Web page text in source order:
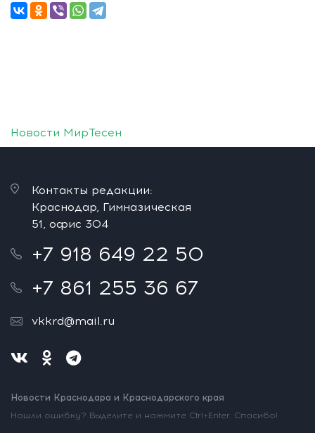
Новости МирТесен
Контакты редакции:
Краснодар, Гимназическая
51, офис 304
+7 918 649 22 50
+7 861 255 36 67
vkkrd@mail.ru
Новости Краснодара и Краснодарского края
Нашли ошибку? Выделите и нажмите Ctrl+Enter. Спасибо!